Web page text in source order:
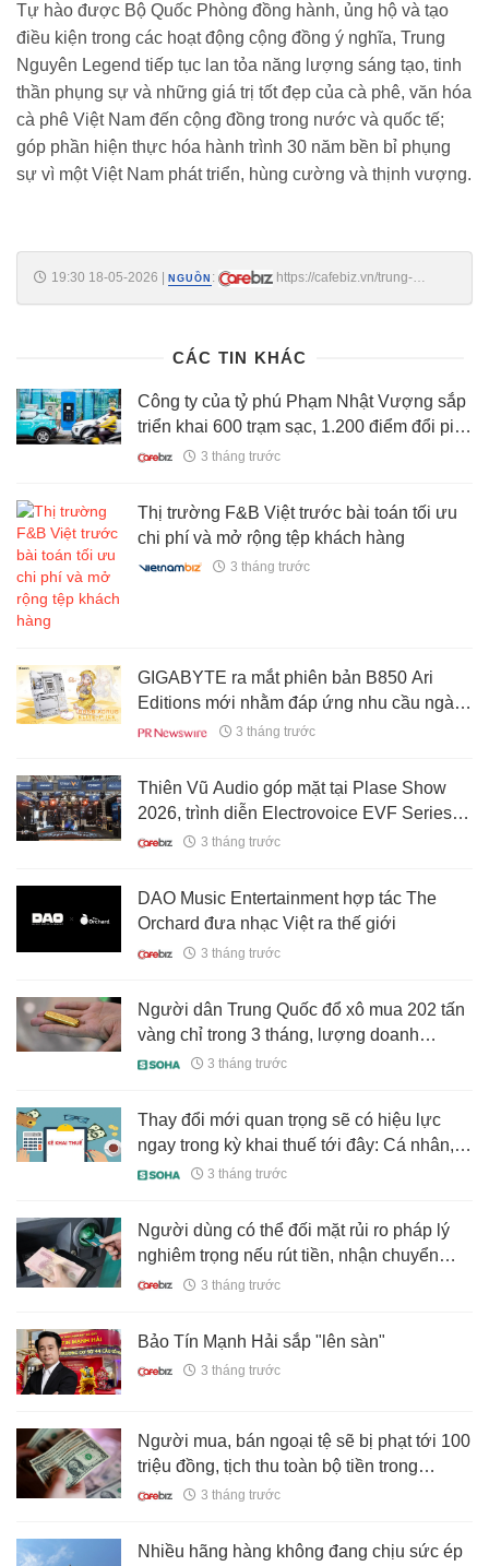
Tự hào được Bộ Quốc Phòng đồng hành, ủng hộ và tạo
điều kiện trong các hoạt động cộng đồng ý nghĩa, Trung
Nguyên Legend tiếp tục lan tỏa năng lượng sáng tạo, tinh
thần phụng sự và những giá trị tốt đẹp của cà phê, văn hóa
cà phê Việt Nam đến cộng đồng trong nước và quốc tế;
góp phần hiện thực hóa hành trình 30 năm bền bỉ phụng
sự vì một Việt Nam phát triển, hùng cường và thịnh vượng.
19:30 18-05-2026 | NGUỒN :
https://cafebiz.vn/trung-
CÁC TIN KHÁC
Công ty của tỷ phú Phạm Nhật Vượng sắp
triển khai 600 trạm sạc, 1.200 điểm đổi pin
tại Philippines
3 tháng trước
Thị trường F&B Việt trước bài toán tối ưu
chi phí và mở rộng tệp khách hàng
3 tháng trước
GIGABYTE ra mắt phiên bản B850 Ari
Editions mới nhằm đáp ứng nhu cầu ngày
càng tăng từ cộng đồng anime và người
3 tháng trước
Thiên Vũ Audio góp mặt tại Plase Show
2026, trình diễn Electrovoice EVF Series
lần đầu tiên tại Châu Á
3 tháng trước
DAO Music Entertainment hợp tác The
Orchard đưa nhạc Việt ra thế giới
3 tháng trước
Người dân Trung Quốc đổ xô mua 202 tấn
vàng chỉ trong 3 tháng, lượng doanh
nghiệp buôn vàng tái chế ‘bắt trend’ tăng
3 tháng trước
Thay đổi mới quan trọng sẽ có hiệu lực
ngay trong kỳ khai thuế tới đây: Cá nhân,
hộ kinh doanh lưu ý!
3 tháng trước
Người dùng có thể đối mặt rủi ro pháp lý
nghiêm trọng nếu rút tiền, nhận chuyển
khoản từ các giao dịch sau
3 tháng trước
Bảo Tín Mạnh Hải sắp "lên sàn"
3 tháng trước
Người mua, bán ngoại tệ sẽ bị phạt tới 100
triệu đồng, tịch thu toàn bộ tiền trong
trường hợp sau
3 tháng trước
Nhiều hãng hàng không đang chịu sức ép